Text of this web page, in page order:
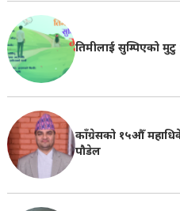
तिमीलाई सुम्पिएको
काँग्रेसको १५औँ
पौडेल